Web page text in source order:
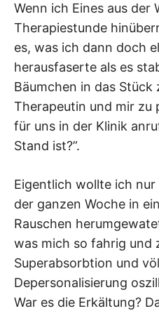
Wenn ich Eines aus der
Therapiestunde
es, was ich dann doch
herausfaserte als es
Bäumchen in das Stück
Therapeutin und mir zu
für uns in der Klinik
Stand ist?”.
Eigentlich wollte ich nur
der ganzen Woche in
Rauschen
was mich so fahrig und
Superabsorbtion und
Depersonalisierung
War es die Erkältung?